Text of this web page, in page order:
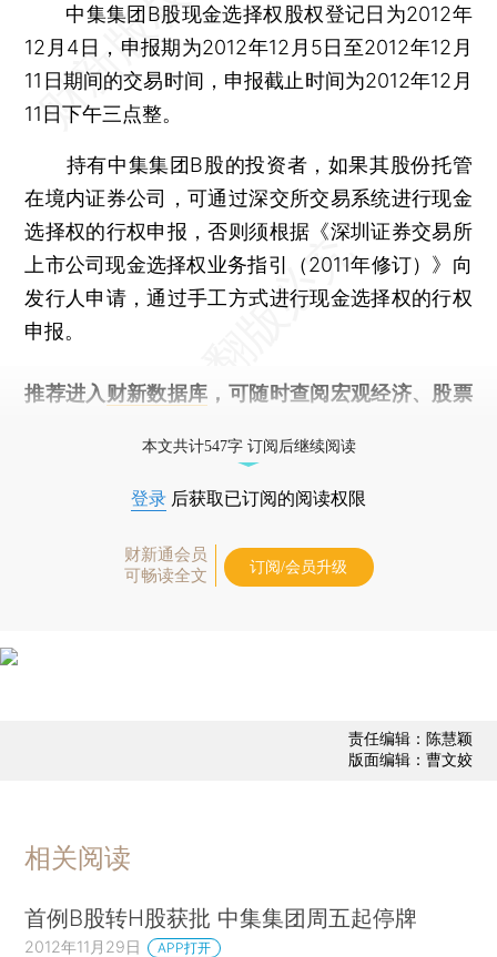
中集集团B股现金选择权股权登记日为2012年
12月4日，申报期为2012年12月5日至2012年12月
11日期间的交易时间，申报截止时间为2012年12月
11日下午三点整。
持有中集集团B股的投资者，如果其股份托管
在境内证券公司，可通过深交所交易系统进行现金
选择权的行权申报，否则须根据《深圳证券交易所
上市公司现金选择权业务指引（2011年修订）》向
发行人申请，通过手工方式进行现金选择权的行权
申报。
推荐进入 财新数据库 ，可随时查阅宏观经济、股票
本文共计547字 订阅后继续阅读
登录 后获取已订阅的阅读权限
财新通会员
可畅读全文
订阅/会员升级
责任编辑：陈慧颖
版面编辑：曹文姣
相关阅读
首例B股转H股获批 中集集团周五起停牌
2012年11月29日 APP打开